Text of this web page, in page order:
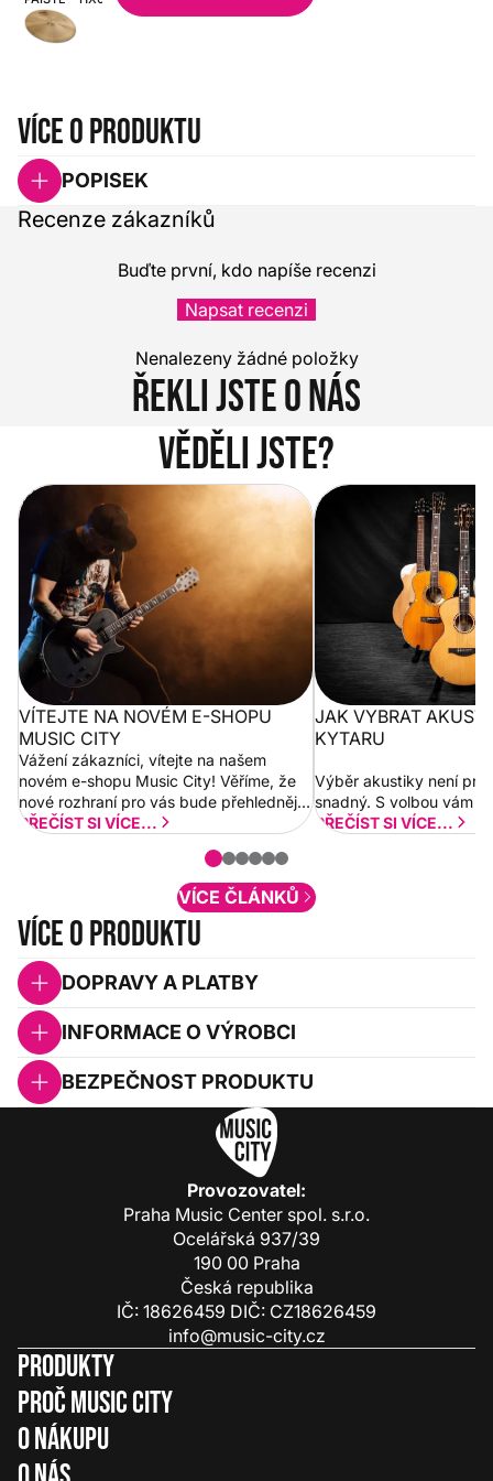
Více o produktu
POPISEK
Recenze zákazníků
Buďte první, kdo napíše recenzi
Napsat recenzi
Nenalezeny žádné položky
Řekli jste o nás
Věděli jste?
Vítejte na novém e-shopu Music
City
VÍTEJTE NA NOVÉM E-SHOPU
MUSIC CITY
Vážení zákazníci, vítejte na našem
novém e-shopu Music City! Věříme, že
nové rozhraní pro vás bude přehlednější
a rychlejší. Postupně budeme přidávat
PŘEČÍST SI VÍCE...
Jak vybrat
JAK VYBRAT
KYTARU
Výběr akustiky není pro
snadný. S volbou vám
PŘEČÍST SI VÍCE...
VÍCE ČLÁNKŮ
Více o produktu
DOPRAVY A PLATBY
INFORMACE O VÝROBCI
BEZPEČNOST PRODUKTU
Provozovatel:
Praha Music Center spol. s.r.o.
Ocelářská 937/39
190 00 Praha
Česká republika
IČ: 18626459 DIČ: CZ18626459
info@music-city.cz
Produkty
Proč Music City
O nákupu